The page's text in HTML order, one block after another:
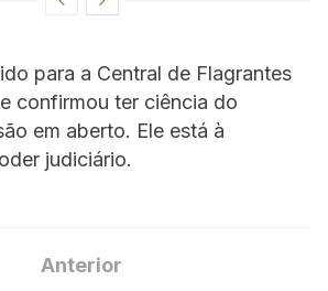
para a Central de Flagrantes
confirmou ter ciência do
em aberto. Ele está à
judiciário.
Anterior